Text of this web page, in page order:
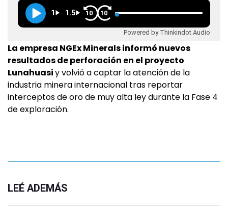
1 1.5 10 10
Powered by Thinkindot Audio
La empresa NGEx Minerals informó nuevos
resultados de perforación en el proyecto
Lunahuasiy volvió a captar la atención de la
industria minera internacional tras reportar
interceptos de oro de muy alta ley durante la Fase 4
de exploración.
LEÉ ADEMÁS